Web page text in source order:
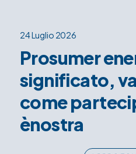
24 Luglio 2026
Prosumer
significato,
come
ènostra